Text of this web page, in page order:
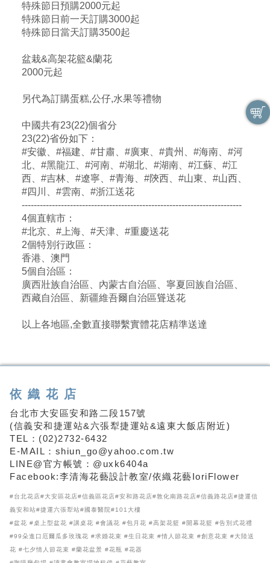
特殊節日預購2000元起
特殊節日前一天訂購3000起
特殊節日當天訂購3500起
盆栽&高架花籃&蘭花
2000元起
另代為訂購蛋糕,公仔,水果等禮物
中國共有23(22)個省分
23(22)省份如下：
#安徽、#福建、#甘肅、#廣東、#貴州、#海南、#河
北、#黑龍江、#河南、#湖北、#湖南、#江蘇、#江
西、#吉林、#遼寧、#青海、#陝西、#山東、#山西、
#四川、#雲南、#浙江送花
-------------------------------------------------------------------------
4個直轄市：
#北京、#上海、#天津、#重慶送花
2個特別行政區：
香港、澳門
5個自治區：
廣西壯族自治區、內蒙古自治區、寧夏回族自治區、
西藏自治區、新疆維吾爾自治區聳送花
以上各地區,全數直接聯繫實體花店精準送達
依織花店
台北市大安區安和路二段157號
(信義安和捷運站&六張犁捷運站&遠東大飯店附近)
TEL：(02)2732-6432
E-MAIL：shiun_go@yahoo.com.tw
LINE@官方帳號：@uxk6404a
Facebook:李清海花藝設計教室/依織花藝IoriFlower
#台北花店#大安區花店#信義區花店#安和路花店#敦化南路花店#信義路花店#捷運信
義安和站#捷運六張犁站#國泰醫院#101大樓
#盆花 #桌上型盆花 #講桌花 #會議花 #包月花 #高架花籃 #開幕花籃 #告別式花禮
#99朵進口厄爾瓜多玫瑰花 #求婚花束 #生日花束 #情人節花束 #創意花束 #大陸送
花 #七夕情人節花束 #蘭花盆景 #花瓶 #花器